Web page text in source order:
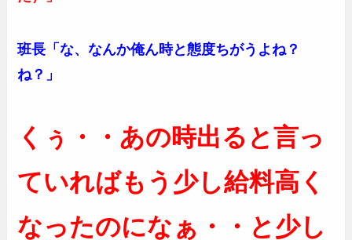
班長「な、なんか俺ん時と態度ちがうよね？
ね？」
くぅ・・あの時出ると言っ
ていればもう少し給料高く
なったのになぁ・・と少し